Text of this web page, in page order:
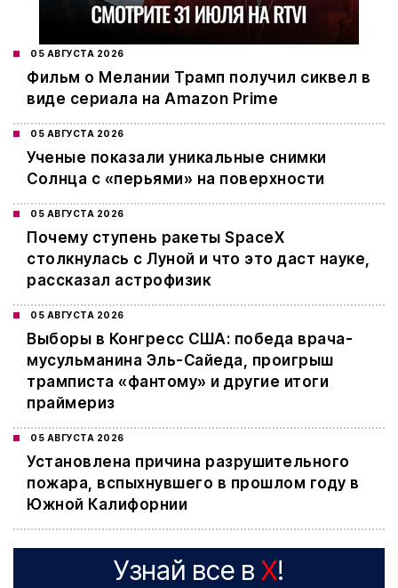
05 АВГУСТА 2026
Фильм о Мелании Трамп получил сиквел в
виде сериала на Amazon Prime
05 АВГУСТА 2026
Ученые показали уникальные снимки
Солнца с «перьями» на поверхности
05 АВГУСТА 2026
Почему ступень ракеты SpaceX
столкнулась с Луной и что это даст науке,
рассказал астрофизик
05 АВГУСТА 2026
Выборы в Конгресс США: победа врача-
мусульманина Эль-Сайеда, проигрыш
трамписта «фантому» и другие итоги
праймериз
05 АВГУСТА 2026
Установлена причина разрушительного
пожара, вспыхнувшего в прошлом году в
Южной Калифорнии
Узнай все в X!